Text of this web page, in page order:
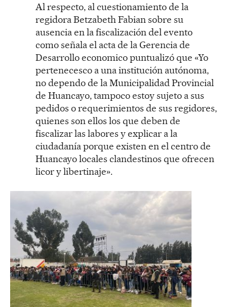
Al respecto, al cuestionamiento de la
regidora Betzabeth Fabian sobre su
ausencia en la fiscalización del evento
como señala el acta de la Gerencia de
Desarrollo economico puntualizó que «Yo
pertenecesco a una institución autónoma,
no dependo de la Municipalidad Provincial
de Huancayo, tampoco estoy sujeto a sus
pedidos o requerimientos de sus regidores,
quienes son ellos los que deben de
fiscalizar las labores y explicar a la
ciudadanía porque existen en el centro de
Huancayo locales clandestinos que ofrecen
licor y libertinaje».